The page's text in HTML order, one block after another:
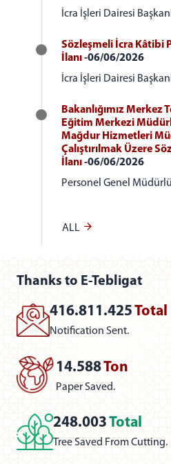
İcra İşleri Dairesi
Sözleşmeli İcra Kâtibi
İlanı-06/06/2026
İcra İşleri Dairesi
Bakanlığımız Merkez
Eğitim Merkezi
Mağdur Hizmetleri
Çalıştırılmak Üzere
İlanı-06/06/2026
Personel Genel
ALL
Thanks to E-Tebligat
416.811.425Total
Notification Sent.
14.588Ton
Paper Saved.
248.003Total
Tree Saved From Cutting.